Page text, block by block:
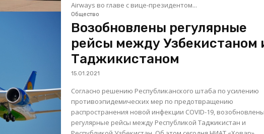
Airways во главе с вице-президентом...
Общество
Возобновлены регулярные
рейсы между Узбекистаном
Таджикистаном
15.01.2021
Согласно решению Республиканского штаба по усилению
противоэпидемических мер по предотвращению
распространения новой инфекции COVID-19, возобновлены
регулярные рейсы между Республикой Таджикистан и